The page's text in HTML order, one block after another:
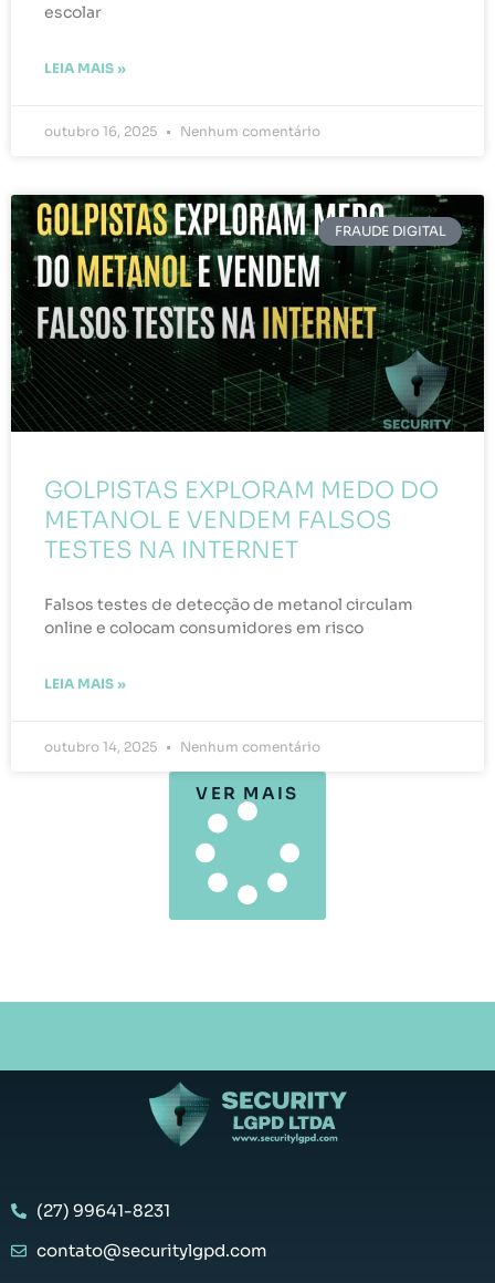
escolar
LEIA MAIS »
outubro 16, 2025 Nenhum comentário
FRAUDE DIGITAL
GOLPISTAS EXPLORAM MEDO DO
METANOL E VENDEM FALSOS
TESTES NA INTERNET
Falsos testes de detecção de metanol circulam
online e colocam consumidores em risco
LEIA MAIS »
outubro 14, 2025 Nenhum comentário
VER MAIS
(27) 99641-8231
contato@securitylgpd.com